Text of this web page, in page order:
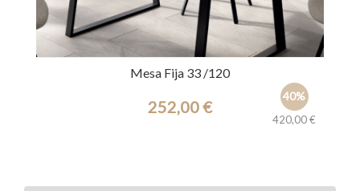
Mesa Fija 33 /120
40%
420,00 €
252,00 €